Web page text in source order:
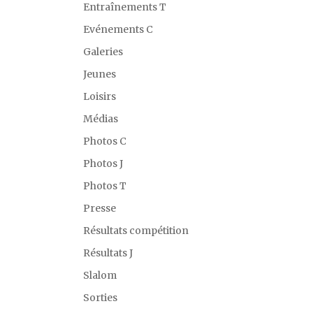
Entraînements T
Evénements C
Galeries
Jeunes
Loisirs
Médias
Photos C
Photos J
Photos T
Presse
Résultats compétition
Résultats J
Slalom
Sorties